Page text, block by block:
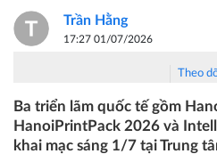
Trần Hằng
17:27 01/07/2026
Theo
Ba triển lãm quốc tế gồm
HanoiPrintPack 2026 và
khai mạc sáng 1/7 tại Trung